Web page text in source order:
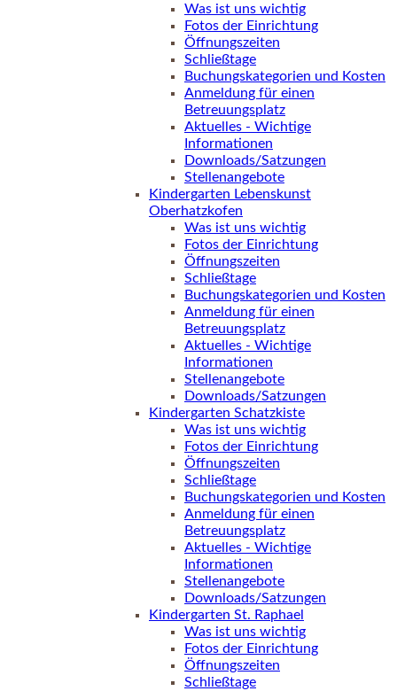
Was ist uns wichtig
Fotos der Einrichtung
Öffnungszeiten
Schließtage
Buchungskategorien und Kosten
Anmeldung für einen
Betreuungsplatz
Aktuelles - Wichtige
Informationen
Downloads/Satzungen
Stellenangebote
Kindergarten Lebenskunst
Oberhatzkofen
Was ist uns wichtig
Fotos der Einrichtung
Öffnungszeiten
Schließtage
Buchungskategorien und Kosten
Anmeldung für einen
Betreuungsplatz
Aktuelles - Wichtige
Informationen
Stellenangebote
Downloads/Satzungen
Kindergarten Schatzkiste
Was ist uns wichtig
Fotos der Einrichtung
Öffnungszeiten
Schließtage
Buchungskategorien und Kosten
Anmeldung für einen
Betreuungsplatz
Aktuelles - Wichtige
Informationen
Stellenangebote
Downloads/Satzungen
Kindergarten St. Raphael
Was ist uns wichtig
Fotos der Einrichtung
Öffnungszeiten
Schließtage